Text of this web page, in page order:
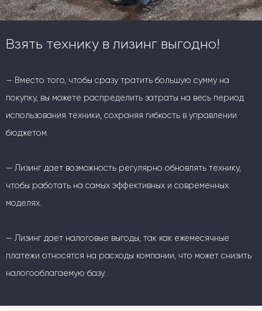
Взять технику в лизинг выгодно!
— Вместо того, чтобы сразу тратить большую сумму на
покупку, вы можете распределить затраты на весь период
использования техники, сохраняя гибкость в управлении
бюджетом.
— Лизинг дает возможность регулярно обновлять технику,
чтобы работать на самых эффективных и современных
моделях.
— Лизинг дает налоговые выгоды, так как ежемесячные
платежи относятся на расходы компании, что может снизить
налогооблагаемую базу.